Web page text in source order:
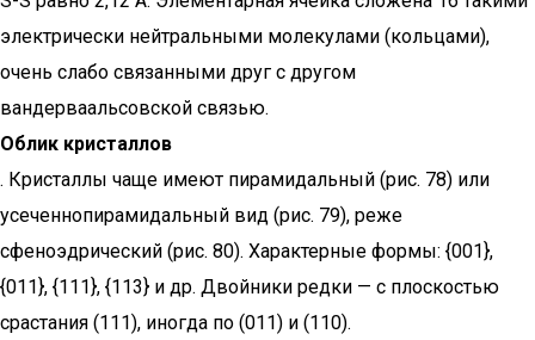
электрически нейтральными молекулами (кольцами),
очень слабо связанными друг с другом
вандерваальсовской связью.
Облик кристаллов
. Кристаллы чаще имеют пирамидальный (рис. 78) или
усеченнопирамидальный вид (рис. 79), реже
сфеноэдрический (рис. 80). Характерные формы: {001},
{011}, {111}, {113} и др. Двойники редки — с плоскостью
срастания (111), иногда по (011) и (110).